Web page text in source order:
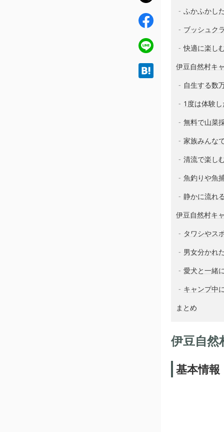
ふかふかし
ブッシュク
快適に楽し
伊豆自然村キ
自生する数
1度は体験
無料で山菜
家族みんな
清流で楽し
魚釣りや魚
静かに流れ
伊豆自然村キ
タワシやス
男女分かれ
愛犬と一緒
キャンプ中
まとめ
伊豆自
基本情報
ter
fac
ebo
ok
line
hat
ena